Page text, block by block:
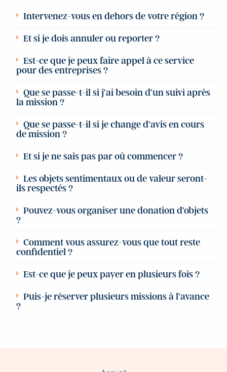
Intervenez-vous en dehors de votre région ?
Et si je dois annuler ou reporter ?
Est-ce que je peux faire appel à ce service
pour des entreprises ?
Que se passe-t-il si j’ai besoin d’un suivi après
la mission ?
Que se passe-t-il si je change d’avis en cours
de mission ?
Et si je ne sais pas par où commencer ?
Les objets sentimentaux ou de valeur seront-
ils respectés ?
Pouvez-vous organiser une donation d’objets
?
Comment vous assurez-vous que tout reste
confidentiel ?
Est-ce que je peux payer en plusieurs fois ?
Puis-je réserver plusieurs missions à l’avance
?